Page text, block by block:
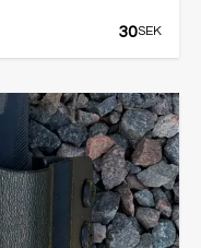
30SEK